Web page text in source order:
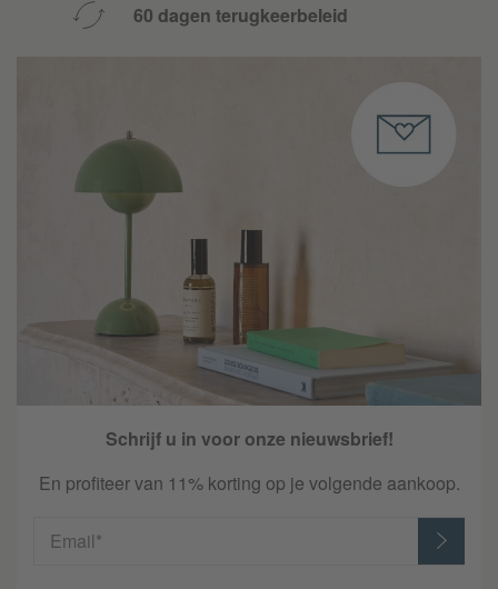
60 dagen terugkeerbeleid
Schrijf u in voor onze nieuwsbrief!
En profiteer van 11% korting op je volgende aankoop.
Email*